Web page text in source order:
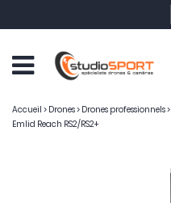
Accueil > Drones> Drones professionnels>
Emlid Reach RS2/RS2+